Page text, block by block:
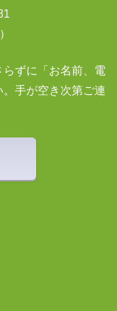
ずに「お名前、電
手が空き次第ご連